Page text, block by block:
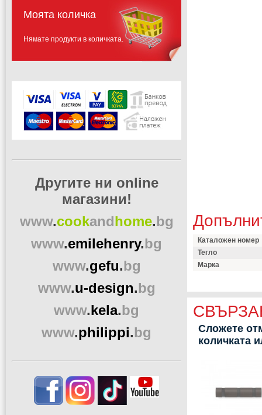
Каталожен номер
Тегло
Марка
Сложете
количката
Моята количка
Нямате продукти в количката.
Другите ни online
магазини!
www.cookandhome.bg
www.emilehenry.bg
www.gefu.bg
www.u-design.bg
www.kela.bg
www.philippi.bg